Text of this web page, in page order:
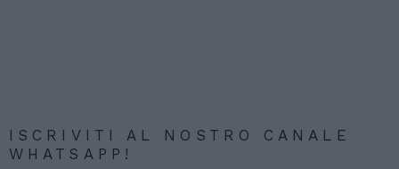
ISCRIVITI AL NOSTRO CANALE
WHATSAPP!